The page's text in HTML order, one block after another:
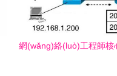
網(wǎng)絡(luò)工程師核